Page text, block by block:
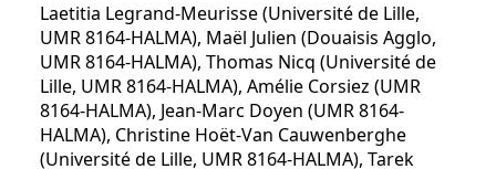
Laetitia Legrand-Meurisse (Université de Lille,
UMR 8164-HALMA), Maël Julien (Douaisis Agglo,
UMR 8164-HALMA), Thomas Nicq (Université de
Lille, UMR 8164-HALMA), Amélie Corsiez (UMR
8164-HALMA), Jean-Marc Doyen (UMR 8164-
HALMA), Christine Hoët-Van Cauwenberghe
(Université de Lille, UMR 8164-HALMA), Tarek